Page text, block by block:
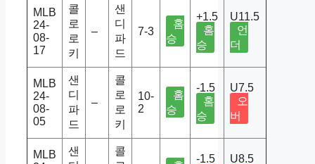
MLB
24-
08-
17
콜
로
로
키
–
샌
디
파
드
7-3
홈
승
+1.5
홈
승
U11.5
언
더
MLB
24-
08-
05
샌
디
파
드
–
콜
로
로
키
10-
2
홈
승
-1.5
홈
승
U7.5
오
버
MLB
샌
콜
-1.5
U8.5